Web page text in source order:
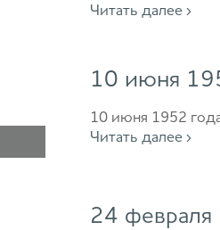
Читать далее ›
10 июня
10 июня 1952
Читать далее ›
24